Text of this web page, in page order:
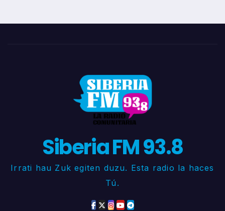
Siberia FM 93.8
Irrati hau Zuk egiten duzu. Esta radio la haces
Tú.